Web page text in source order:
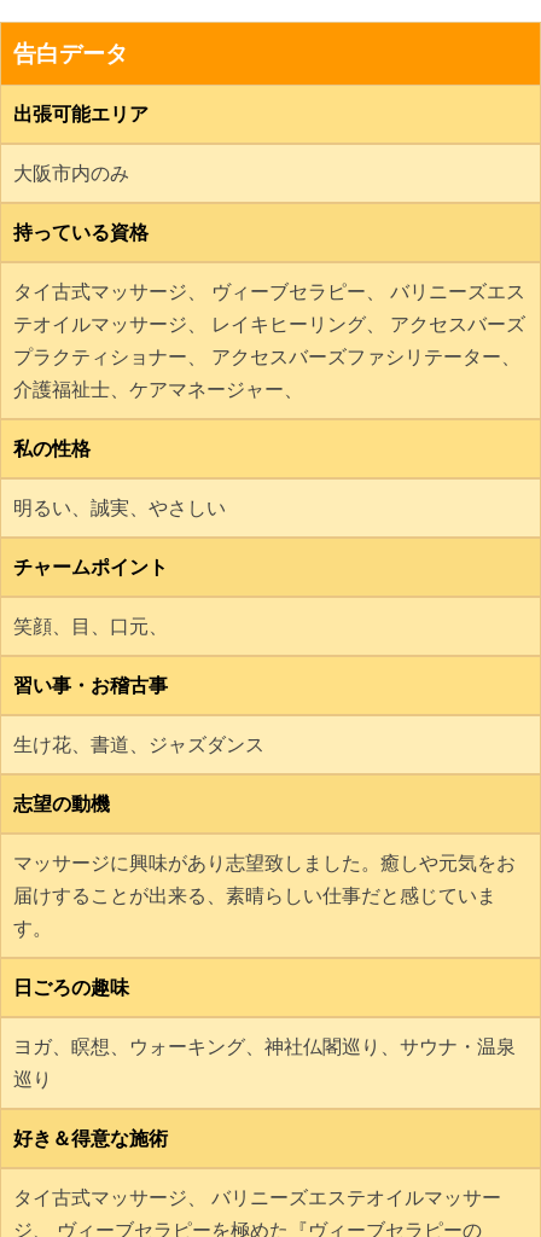
告白データ
出張可能エリア
大阪市内のみ
持っている資格
タイ古式マッサージ、 ヴィーブセラピー、 バリニーズエス
テオイルマッサージ、 レイキヒーリング、 アクセスバーズ
プラクティショナー、 アクセスバーズファシリテーター、
介護福祉士、ケアマネージャー、
私の性格
明るい、誠実、やさしい
チャームポイント
笑顔、目、口元、
習い事・お稽古事
生け花、書道、ジャズダンス
志望の動機
マッサージに興味があり志望致しました。癒しや元気をお
届けすることが出来る、素晴らしい仕事だと感じていま
す。
日ごろの趣味
ヨガ、瞑想、ウォーキング、神社仏閣巡り、サウナ・温泉
巡り
好き＆得意な施術
タイ古式マッサージ、 バリニーズエステオイルマッサー
ジ、 ヴィーブセラピーを極めた『ヴィーブセラピーの